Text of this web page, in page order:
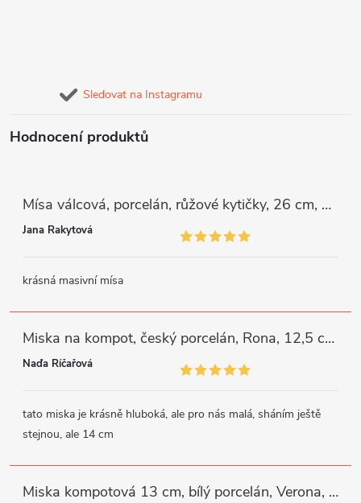
Sledovat na Instagramu
Hodnocení produktů
Mísa válcová, porcelán, růžové kytičky, 26 cm, G. Benedikt
Jana Rakytová
krásná masivní mísa
Miska na kompot, český porcelán, Rona, 12,5 cm, bílý, G. Benedikt
Naďa Říčařová
tato miska je krásně hluboká, ale pro nás malá, sháním ještě
stejnou, ale 14 cm
Miska kompotová 13 cm, bílý porcelán, Verona, G. Benedikt